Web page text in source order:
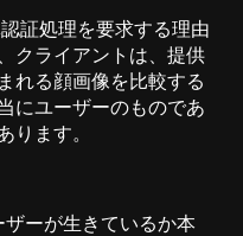
証処理を要求する理由
クライアントは、提供
れる顔画像を比較する
にユーザーのものであ
ります。
ーが生きているか本